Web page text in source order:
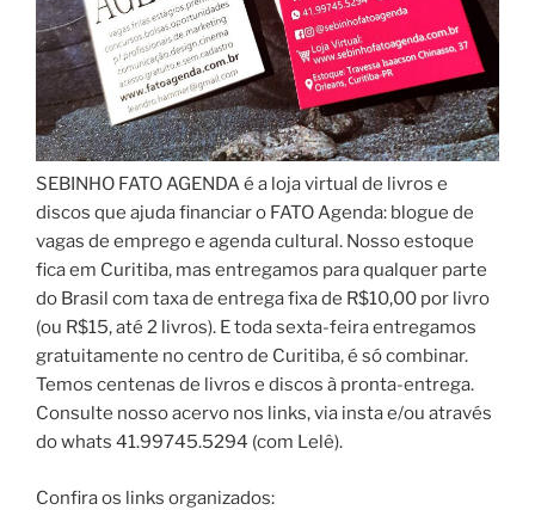
SEBINHO FATO AGENDA é a loja virtual de livros e
discos que ajuda financiar o FATO Agenda: blogue de
vagas de emprego e agenda cultural. Nosso estoque
fica em Curitiba, mas entregamos para qualquer parte
do Brasil com taxa de entrega fixa de R$10,00 por livro
(ou R$15, até 2 livros). E toda sexta-feira entregamos
gratuitamente no centro de Curitiba, é só combinar.
Temos centenas de livros e discos à pronta-entrega.
Consulte nosso acervo nos links, via insta e/ou através
do whats 41.99745.5294 (com Lelê).
Confira os links organizados: